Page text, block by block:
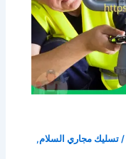
/تسليك مجاري السلام,